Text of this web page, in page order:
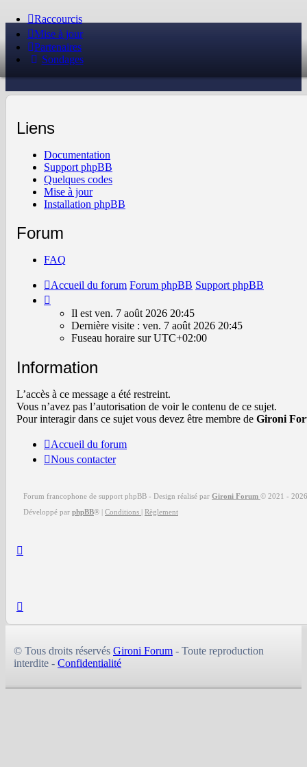
Raccourcis
Mise à jour
Partenaires
Sondages
Liens
Documentation
Support phpBB
Quelques codes
Mise à jour
Installation phpBB
Forum
FAQ
Accueil du forum Forum phpBB Support phpBB
est
ven.
20:45
Il est ven. 7 août 2026 20:45
Dernière visite : ven. 7 août 2026 20:45
Fuseau horaire surUTC+02:00
Information
L’accès à ce message a été restreint.
Vous n’avez pas l’autorisation de voir le contenu de ce sujet.
Pour interagir dans ce sujet vous devez être membre de Gironi
Accueil du forum
Nous contacter
Forum francophone de support phpBB - Design réalisé par Gironi Forum © 2021 - 2026
Développé par phpBB® | Conditions | Règlement
© Tous droits réservés Gironi Forum - Toute reproduction
interdite - Confidentialité